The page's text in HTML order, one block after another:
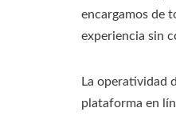
encargamos de
experiencia sin
La operatividad
plataforma en